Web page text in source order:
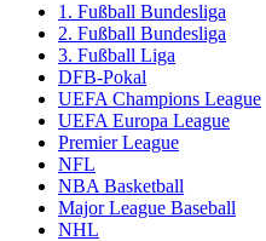
1. Fußball Bundesliga
2. Fußball Bundesliga
3. Fußball Liga
DFB-Pokal
UEFA Champions League
UEFA Europa League
Premier League
NFL
NBA Basketball
Major League Baseball
NHL